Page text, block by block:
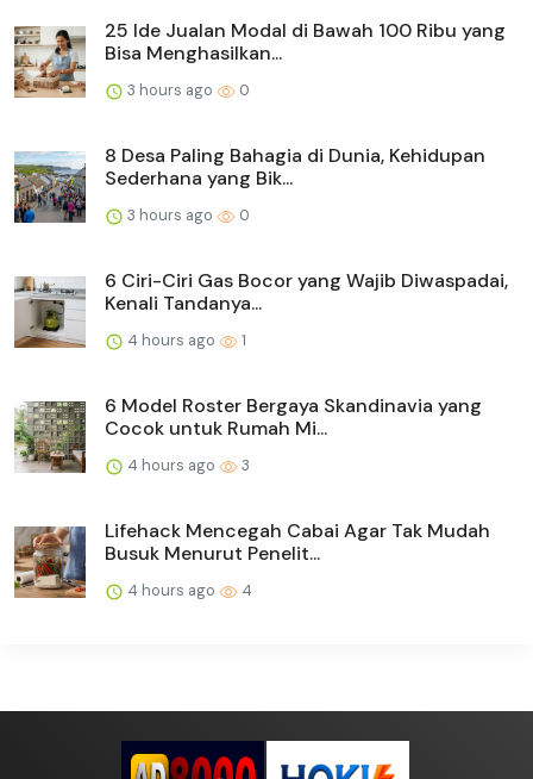
25 Ide Jualan Modal di Bawah 100 Ribu yang
Bisa Menghasilkan...
3 hours ago 0
8 Desa Paling Bahagia di Dunia, Kehidupan
Sederhana yang Bik...
3 hours ago 0
6 Ciri-Ciri Gas Bocor yang Wajib Diwaspadai,
Kenali Tandanya...
4 hours ago 1
6 Model Roster Bergaya Skandinavia yang
Cocok untuk Rumah Mi...
4 hours ago 3
Lifehack Mencegah Cabai Agar Tak Mudah
Busuk Menurut Penelit...
4 hours ago 4